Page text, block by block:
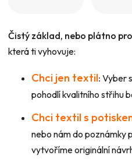
Čistý základ, nebo plátno
která ti vyhovuje:
Chci jen textil: Vyber
pohodlí kvalitního střihu
Chci textil s
nebo nám do poznámky
vytvoříme originální